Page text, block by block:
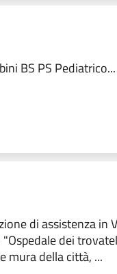
BS PS Pediatrico...
di assistenza in
dei
mura della città, ...